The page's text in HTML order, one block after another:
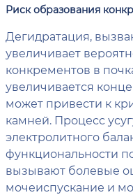
Риск образования
Дегидратация,
увеличивает
конкрементов в
увеличивается
может привести к
камней. Процесс
электролитного
функциональности
вызывают болевые
мочеиспускание и